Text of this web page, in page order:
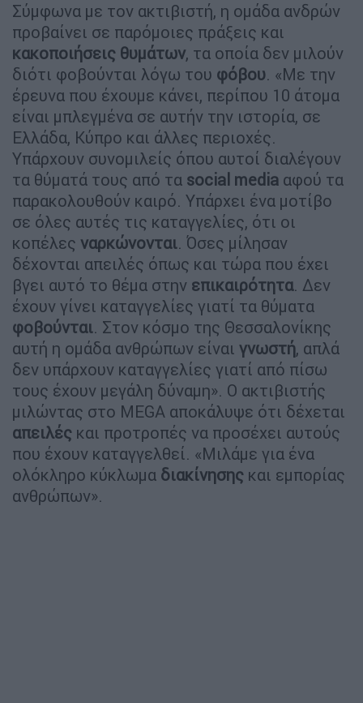
Σύμφωνα με τον ακτιβιστή, η ομάδα ανδρών
προβαίνει σε παρόμοιες πράξεις και
κακοποιήσεις θυμάτων, τα οποία δεν μιλούν
διότι φοβούνται λόγω του φόβου. «Με την
έρευνα που έχουμε κάνει, περίπου 10 άτομα
είναι μπλεγμένα σε αυτήν την ιστορία, σε
Ελλάδα, Κύπρο και άλλες περιοχές.
Υπάρχουν συνομιλείς όπου αυτοί διαλέγουν
τα θύματά τους από τα social media αφού τα
παρακολουθούν καιρό. Υπάρχει ένα μοτίβο
σε όλες αυτές τις καταγγελίες, ότι οι
κοπέλες ναρκώνονται. Όσες μίλησαν
δέχονται απειλές όπως και τώρα που έχει
βγει αυτό το θέμα στην επικαιρότητα. Δεν
έχουν γίνει καταγγελίες γιατί τα θύματα
φοβούνται. Στον κόσμο της Θεσσαλονίκης
αυτή η ομάδα ανθρώπων είναι γνωστή, απλά
δεν υπάρχουν καταγγελίες γιατί από πίσω
τους έχουν μεγάλη δύναμη». Ο ακτιβιστής
μιλώντας στο ΜEGA αποκάλυψε ότι δέχεται
απειλές και προτροπές να προσέχει αυτούς
που έχουν καταγγελθεί. «Μιλάμε για ένα
ολόκληρο κύκλωμα διακίνησης και εμπορίας
ανθρώπων».